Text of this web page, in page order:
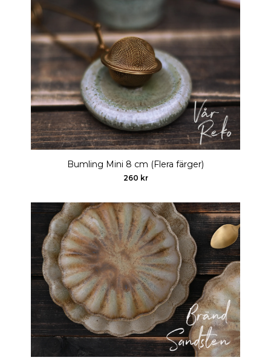
Bumling Mini 8 cm (Flera färger)
260 kr